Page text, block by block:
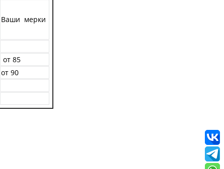
Ваши мерки
от 85
от 90